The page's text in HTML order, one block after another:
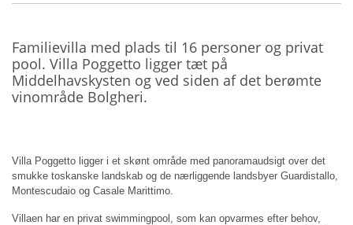
Familievilla med plads til 16 personer og privat
pool. Villa Poggetto ligger tæt på
Middelhavskysten og ved siden af det berømte
vinområde Bolgheri.
Villa Poggetto ligger i et skønt område med panoramaudsigt over det
smukke toskanske landskab og de nærliggende landsbyer Guardistallo,
Montescudaio og Casale Marittimo.
Villaen har en privat swimmingpool, som kan opvarmes efter behov,